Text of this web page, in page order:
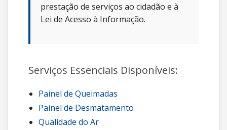
prestação de serviços ao cidadão e à
Lei de Acesso à Informação.
Serviços Essenciais Disponíveis:
Painel de Queimadas
Painel de Desmatamento
Qualidade do Ar